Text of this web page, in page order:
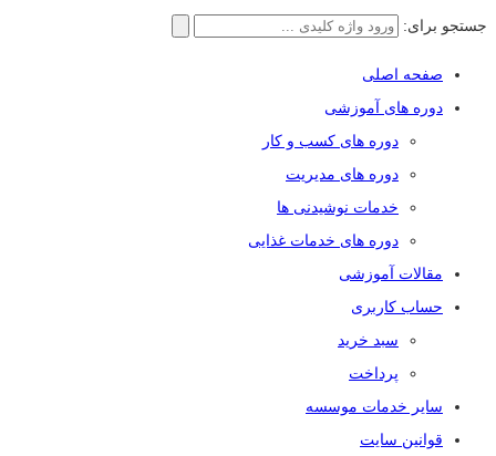
جستجو برای:
صفحه اصلی
دوره های آموزشی
دوره های کسب و کار
دوره های مدیریت
خدمات نوشیدنی ها
دوره های خدمات غذایی
مقالات آموزشی
حساب کاربری
سبد خرید
پرداخت
سایر خدمات موسسه
قوانین سایت